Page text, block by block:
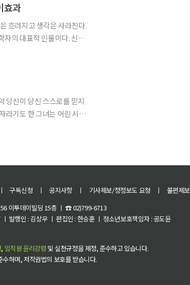
효과
ㅣ 구독신청 ㅣ 공지사항 ㅣ 기사제보/정정보도 요청 ㅣ 불편제보
이투데이빌딩 15층 ㅣ ☎ 02)799-6713
발행인 : 김상우 ㅣ 편집인 : 한승훈 ㅣ 청소년보호책임자 : 공도윤
, 임직원 윤리강령 및 실천규정을 제정, 준수하고 있습니다.
하며, 저작권법의 보호를 받습니다.